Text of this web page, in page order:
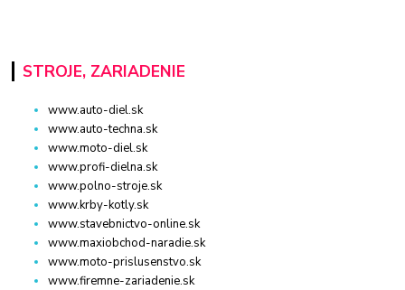
STROJE, ZARIADENIE
www.auto-diel.sk
www.auto-techna.sk
www.moto-diel.sk
www.profi-dielna.sk
www.polno-stroje.sk
www.krby-kotly.sk
www.stavebnictvo-online.sk
www.maxiobchod-naradie.sk
www.moto-prislusenstvo.sk
www.firemne-zariadenie.sk